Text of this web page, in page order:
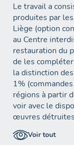
Le travail a
produites par
Liège (option
au Centre
restauration du
de les
la distinction
1%
régions à partir
voir avec le
œuvres
à partir de
(2016). Enfin,
Voir tout